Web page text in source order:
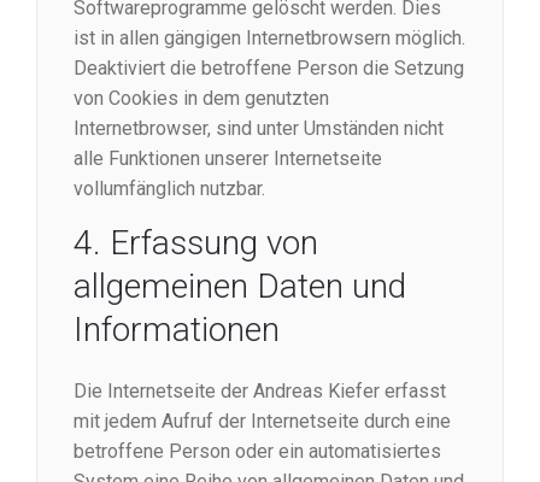
Softwareprogramme gelöscht werden. Dies
ist in allen gängigen Internetbrowsern möglich.
Deaktiviert die betroffene Person die Setzung
von Cookies in dem genutzten
Internetbrowser, sind unter Umständen nicht
alle Funktionen unserer Internetseite
vollumfänglich nutzbar.
4. Erfassung von
allgemeinen Daten und
Informationen
Die Internetseite der Andreas Kiefer erfasst
mit jedem Aufruf der Internetseite durch eine
betroffene Person oder ein automatisiertes